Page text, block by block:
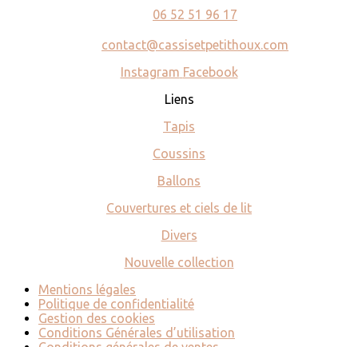
06 52 51 96 17
contact@cassisetpetithoux.com
Instagram Facebook
Liens
Tapis
Coussins
Ballons
Couvertures et ciels de lit
Divers
Nouvelle collection
Mentions légales
Politique de confidentialité
Gestion des cookies
Conditions Générales d’utilisation